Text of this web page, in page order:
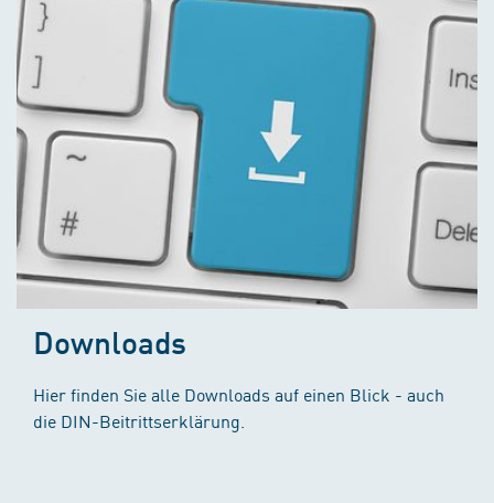
Downloads
Hier finden Sie alle Downloads auf einen Blick - auch
die DIN-Beitrittserklärung.